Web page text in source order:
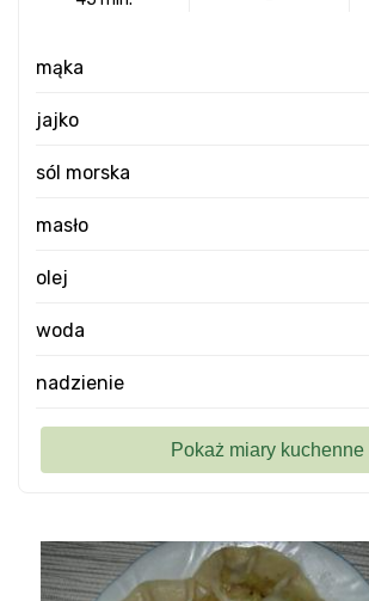
mąka
jajko
sól morska
masło
olej
woda
nadzienie